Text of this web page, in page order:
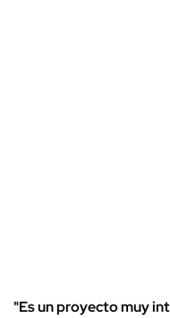
"Es un proyecto muy